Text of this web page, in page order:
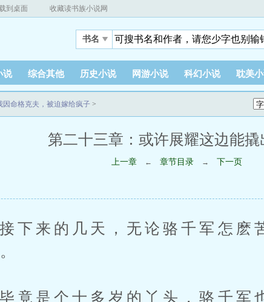
到桌面 收藏读书族小说网
书名
说 综合其他 历史小说 网游小说 科幻小说 耽美
因命格克夫，被迫嫁给疯子 >
第二十三章：或许展耀这边能撬
上一章 ← 章节目录 → 下一页
的几天，无论骆千军怎麽苦
个十多岁的丫头，骆千军也